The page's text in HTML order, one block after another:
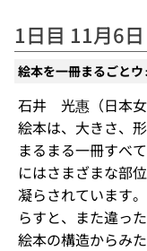
1日目 11月6日
絵本を一冊まるごと
石井 光惠（日本女
絵本は、大きさ、
まるまる一冊すべ
にはさまざまな部
凝らされています
らすと、また違っ
絵本の構造からみ